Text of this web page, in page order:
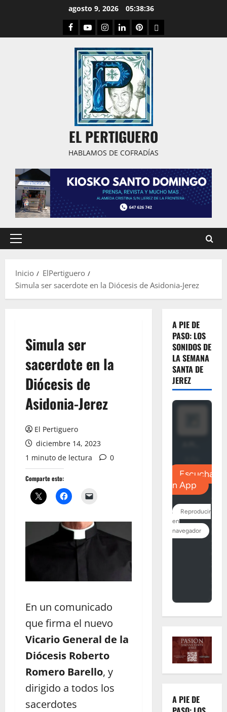
agosto 9, 2026 05:38:37
Facebook
YoutubeInstagram
LinkedPinterestDribbble
EL PERTIGUERO
HABLAMOS DE COFRADÍAS
Menú
Inicio
ElPertiguero
Simula ser sacerdote en la Diócesis de Asidonia-Jerez
Simula ser
sacerdote en la
Diócesis de
Asidonia-Jerez
El Pertiguero
diciembre 14, 2023
1 minuto de lectura
0
Comparte esto:
En un comunicado
que firma el nuevo
Vicario General de la
Diócesis Roberto
Romero Barello, y
dirigido a todos los
sacerdotes
A PIE DE
PASO: LOS
SONIDOS DE
LA SEMANA
SANTA DE
JEREZ
A PIE DE